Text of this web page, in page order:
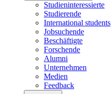
Studieninteressierte
Studierende
International students
Jobsuchende
Beschäftigte
Forschende
Alumni
Unternehmen
Medien
Feedback